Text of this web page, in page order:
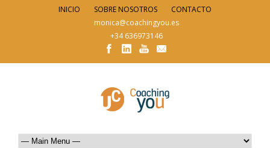
INICIO SOBRE NOSOTROS
CONTACTO
monica@coachingyou.es
+34 636973146